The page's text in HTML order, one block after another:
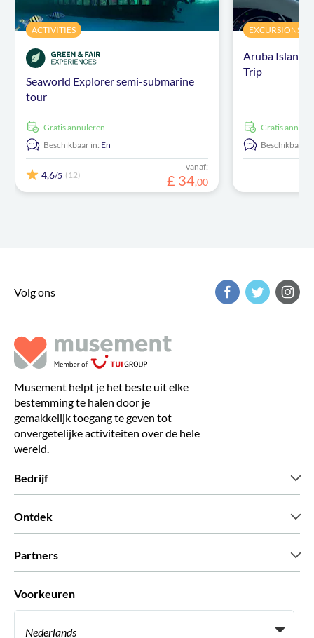
ACTIVITIES
Seaworld Explorer semi-submarine
tour
Gratis annuleren
Beschikbaar in: En
4,6/5 (12)
vanaf:
£ 34,00
EXCURSIONS &
Aruba Island
Trip
Gratis
Beschikbaar
Volg ons
Musement helpt je het beste uit elke
bestemming te halen door je
gemakkelijk toegang te geven tot
onvergetelijke activiteiten over de hele
wereld.
Bedrijf
Ontdek
Partners
Voorkeuren
Nederlands